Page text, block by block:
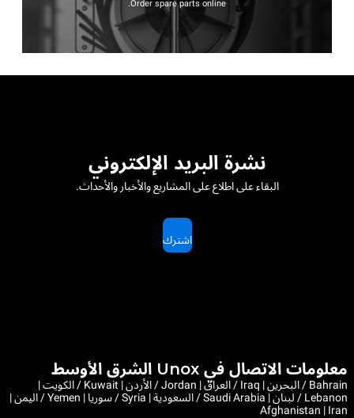
Order spare parts online.
نشرة البريد الإلكتروني
البقاء على اطلاع على المشاريع والأخبار والأحداث.
اشترك
معلومات الاتصال في Unox الشرق الأوسط
Bahrain / البحرين | Iraq / العراق | Jordan / الأردن | Kuwait / الكويت |
Lebanon / لبنان | Saudi Arabia / السعودية | Syria / سوريا | Yemen / اليمن |
Afghanistan | Iran